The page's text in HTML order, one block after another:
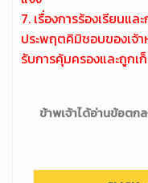
7. เรื่องการร้องเรียนแ
ประพฤตคิมิชอบของเจ้า
รับการคุ้มครองและถูกเ
ข้าพเจ้าได้อ่านข้อตก